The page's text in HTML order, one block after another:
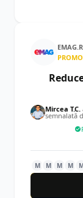
Mircea T.C.
semnalată
M M M M